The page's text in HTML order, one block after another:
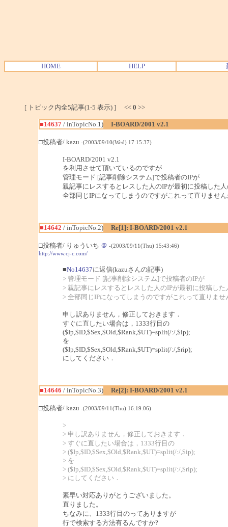
HOME HELP
[ トピック内全5記事(1-5 表示) ] << 0 >>
■14637/ inTopicNo.1)
I-BOARD/2001 v2.1
□投稿者/ kazu -(2003/09/10(Wed) 17:15:37)
I-BOARD/2001 v2.1
を利用させて頂いているのですが
管理モード [記事削除システム]で投稿者のIPが
親記事にレスするとレスした人のIPが最初に投稿した人
全部同じIPになってしまうのですがこれって直りません
■14642 / inTopicNo.2)
Re[1]: I-BOARD/2001 v2.1
□投稿者/ りゅういち ＠ -(2003/09/11(Thu) 15:43:46)
http://www.cj-c.com/
■No14637に返信(kazuさんの記事)
> 管理モード [記事削除システム]で投稿者のIPが
> 親記事にレスするとレスした人のIPが最初に投稿した
> 全部同じIPになってしまうのですがこれって直りませ
申し訳ありません，修正しておきます．
すぐに直したい場合は，1333行目の
($Ip,$ID,$Sex,$Old,$Rank,$UT)=split(/:/,$ip);
を
($Ip,$ID,$Sex,$Old,$Rank,$UT)=split(/:/,$rip);
にしてください．
■14646 / inTopicNo.3)
Re[2]: I-BOARD/2001 v2.1
□投稿者/ kazu -(2003/09/11(Thu) 16:19:06)
>
> 申し訳ありません，修正しておきます．
> すぐに直したい場合は，1333行目の
> ($Ip,$ID,$Sex,$Old,$Rank,$UT)=split(/:/,$ip);
> を
> ($Ip,$ID,$Sex,$Old,$Rank,$UT)=split(/:/,$rip);
> にしてください．
素早い対応ありがとうございました。
直りました。
ちなみに、1333行目のってありますが
行で検索する方法有るんですか?